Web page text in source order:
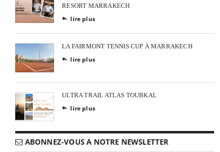
RESORT MARRAKECH
 lire plus
LA FAIRMONT TENNIS CUP À MARRAKECH
 lire plus
ULTRA TRAIL ATLAS TOUBKAL
 lire plus
ABONNEZ-VOUS A NOTRE NEWSLETTER